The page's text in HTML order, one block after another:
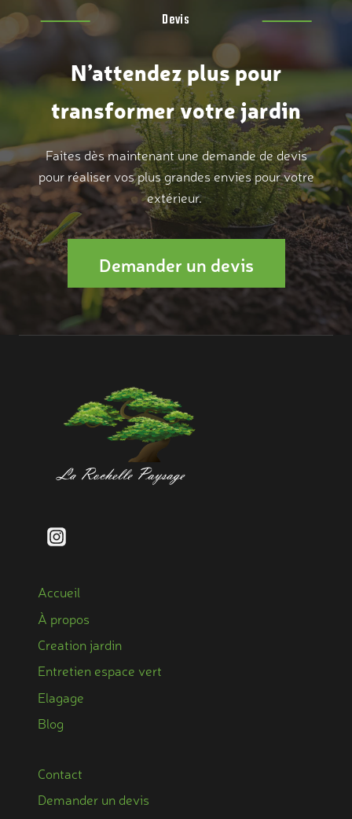
Devis
N’attendez plus pour
transformer votre jardin
Faites dès maintenant une demande de devis
pour réaliser vos plus grandes envies pour votre
extérieur.
Demander un devis
Accueil
À propos
Creation jardin
Entretien espace vert
Elagage
Blog
Contact
Demander un devis